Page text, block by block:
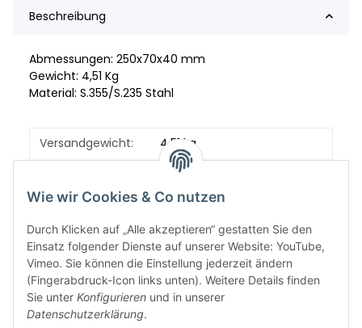
Beschreibung
Abmessungen: 250x70x40 mm
Gewicht: 4,51 Kg
Material: S.355/S.235 Stahl
Versandgewicht:
4,51 kg
4,51 kg
Wie wir Cookies & Co nutzen
Durch Klicken auf „Alle akzeptieren“ gestatten Sie den
Einsatz folgender Dienste auf unserer Website: YouTube,
Vimeo. Sie können die Einstellung jederzeit ändern
(Fingerabdruck-Icon links unten). Weitere Details finden
Sie unter Konfigurieren und in unserer
Datenschutzerklärung.